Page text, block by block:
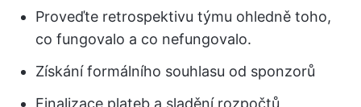
Proveďte retrospektivu týmu ohledně toho,
co fungovalo a co nefungovalo.
Získání formálního souhlasu od sponzorů
Finalizace plateb a sladění rozpočtů